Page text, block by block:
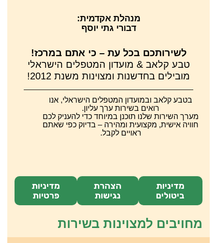
מנהלת אקדמית:
דבורי גתי יוסף
לשירותכם בכל עת – כי אתם במרכז!
טבע קלאב & מועדון המטפלים הישראלי
מובילים בחדשנות ומצוינות משנת 2012!
בטבע קלאב ובמועדון המטפלים הישראלי, אנו
רואים בשירות ערך עליון.
מערך השירות שלנו תוכנן במיוחד כדי להעניק לכם
חוויה אישית, מקצועית ומהירה – בדיוק כפי שאתם
ראויים לקבל.
מדיניות
ביטולים
הצהרת
נגישות
מדיניות
פרטיות
מחויבים למצוינות בשירות